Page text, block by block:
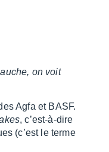
on voit
Agfa et BASF.
, c’est-à-dire
(c’est le terme